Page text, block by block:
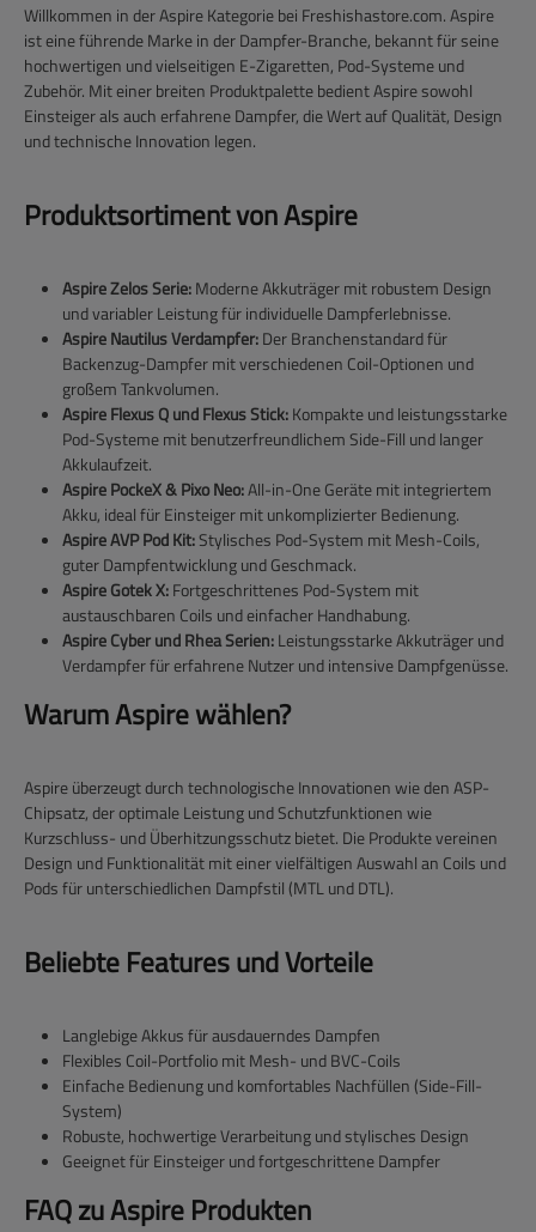
Willkommen in der Aspire Kategorie bei Freshishastore.com. Aspire
ist eine führende Marke in der Dampfer-Branche, bekannt für seine
hochwertigen und vielseitigen E-Zigaretten, Pod-Systeme und
Zubehör. Mit einer breiten Produktpalette bedient Aspire sowohl
Einsteiger als auch erfahrene Dampfer, die Wert auf Qualität, Design
und technische Innovation legen.
Produktsortiment von Aspire
Aspire Zelos Serie:Moderne Akkuträger mit robustem Design
und variabler Leistung für individuelle Dampferlebnisse.
Aspire Nautilus Verdampfer:Der Branchenstandard für
Backenzug-Dampfer mit verschiedenen Coil-Optionen und
großem Tankvolumen.
Aspire Flexus Q und Flexus Stick:Kompakte und leistungsstarke
Pod-Systeme mit benutzerfreundlichem Side-Fill und langer
Akkulaufzeit.
Aspire PockeX & Pixo Neo:All-in-One Geräte mit integriertem
Akku, ideal für Einsteiger mit unkomplizierter Bedienung.
Aspire AVP Pod Kit:Stylisches Pod-System mit Mesh-Coils,
guter Dampfentwicklung und Geschmack.
Aspire Gotek X:Fortgeschrittenes Pod-System mit
austauschbaren Coils und einfacher Handhabung.
Aspire Cyber und Rhea Serien:Leistungsstarke Akkuträger und
Verdampfer für erfahrene Nutzer und intensive Dampfgenüsse.
Warum Aspire wählen?
Aspire überzeugt durch technologische Innovationen wie den ASP-
Chipsatz, der optimale Leistung und Schutzfunktionen wie
Kurzschluss- und Überhitzungsschutz bietet. Die Produkte vereinen
Design und Funktionalität mit einer vielfältigen Auswahl an Coils und
Pods für unterschiedlichen Dampfstil (MTL und DTL).
Beliebte Features und Vorteile
Langlebige Akkus für ausdauerndes Dampfen
Flexibles Coil-Portfolio mit Mesh- und BVC-Coils
Einfache Bedienung und komfortables Nachfüllen (Side-Fill-
System)
Robuste, hochwertige Verarbeitung und stylisches Design
Geeignet für Einsteiger und fortgeschrittene Dampfer
FAQ zu Aspire Produkten